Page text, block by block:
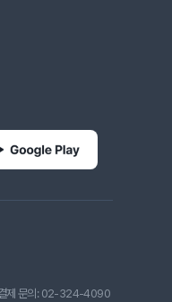
제 문의: 02-324-4090